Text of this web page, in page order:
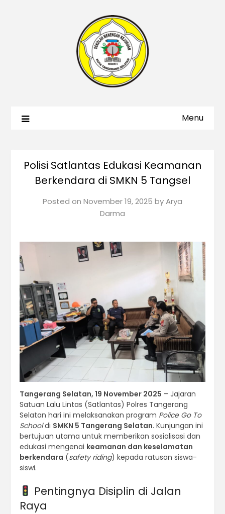
Menu
Polisi Satlantas Edukasi Keamanan
Berkendara di SMKN 5 Tangsel
Posted on November 19, 2025 byArya
Darma
Tangerang Selatan, 19 November 2025 – Jajaran
Satuan Lalu Lintas (Satlantas) Polres Tangerang
Selatan hari ini melaksanakan program Police Go To
Schooldi SMKN 5 Tangerang Selatan. Kunjungan ini
bertujuan utama untuk memberikan sosialisasi dan
edukasi mengenai keamanan dan keselamatan
berkendara (safety riding) kepada ratusan siswa-
siswi.
Pentingnya Disiplin di Jalan
Raya